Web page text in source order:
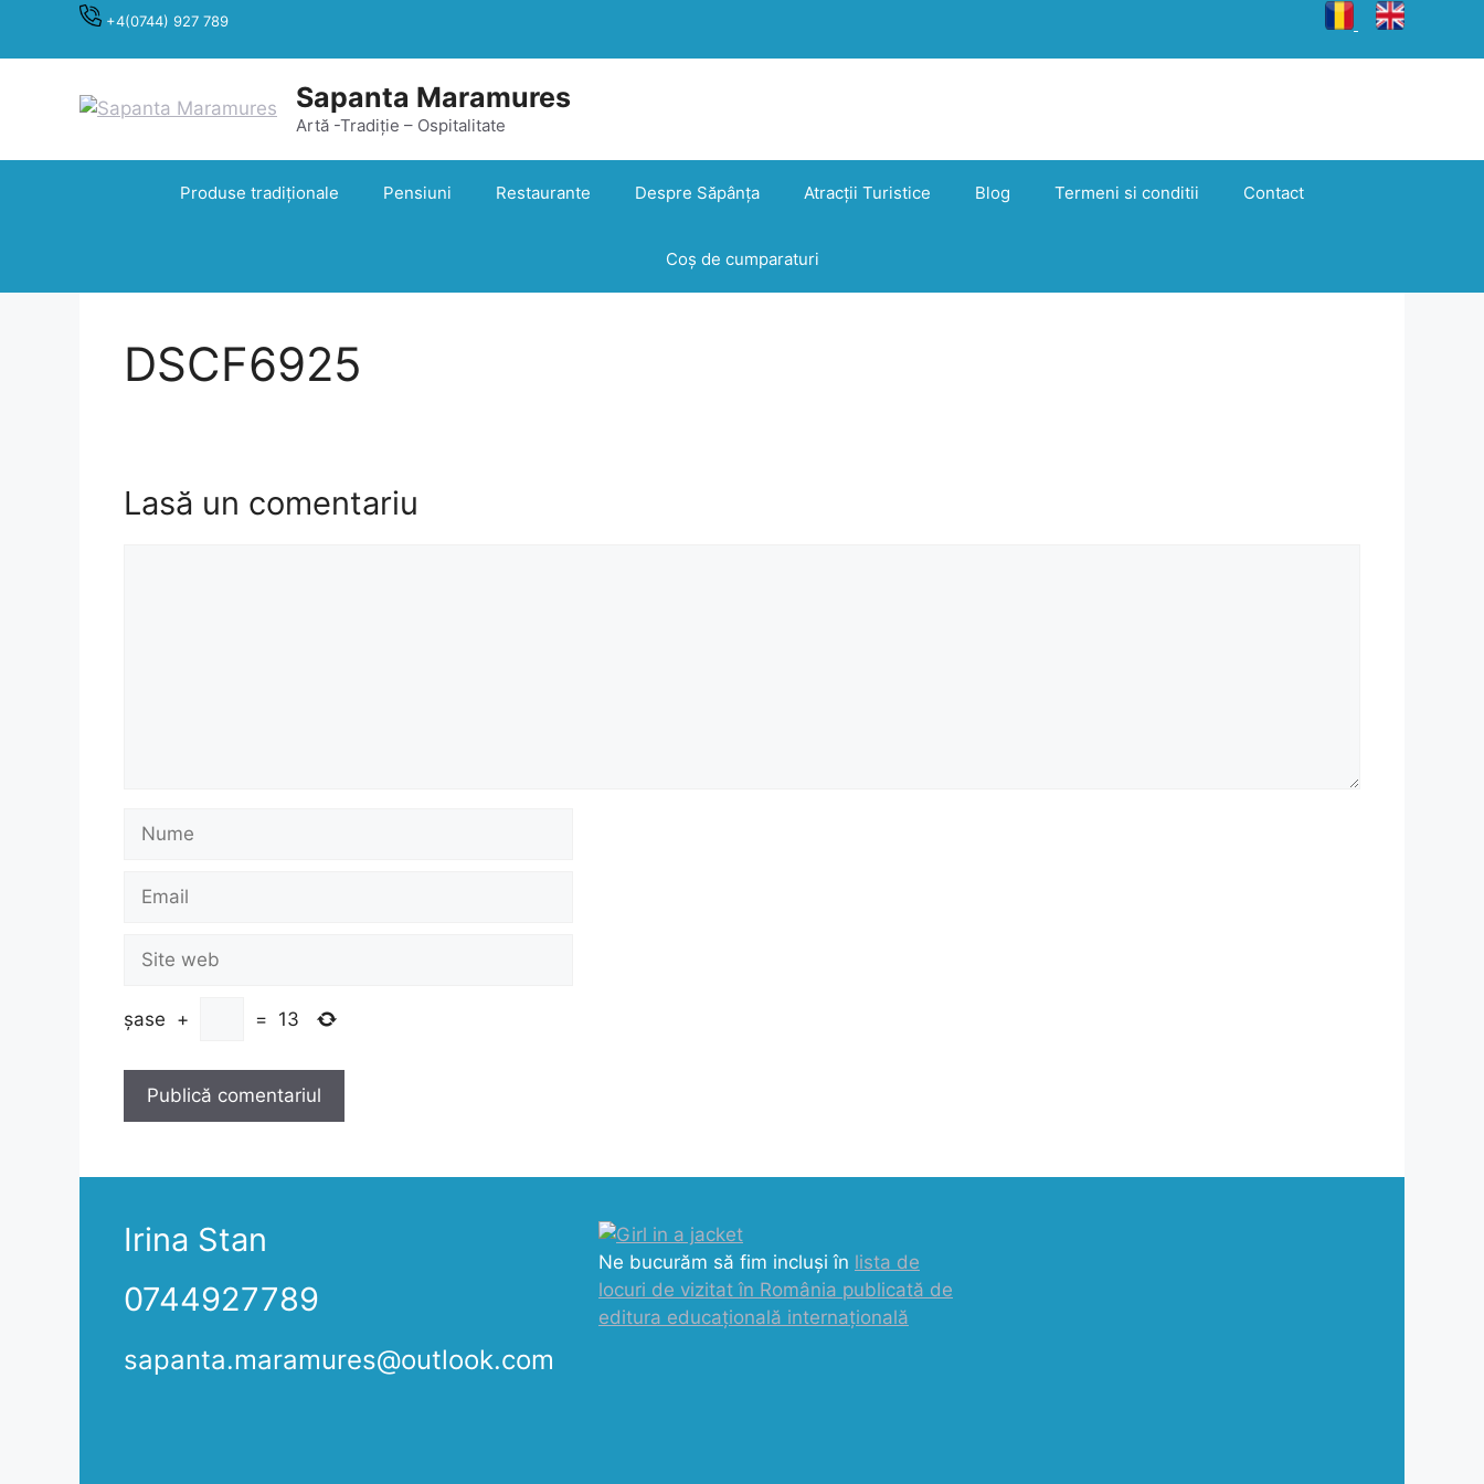
+4(0744) 927 789
Sapanta Maramures
Artă -Tradiție – Ospitalitate
Produse tradiționale Pensiuni Restaurante Despre Săpânța Atracții Turistice Blog Termeni si conditii Contact
Coș de cumparaturi
DSCF6925
Lasă un comentariu
Nume
Email
Site
web
șase + = 13
Irina Stan
0744927789
sapanta.maramures@outlook.com
Ne bucurăm să fim incluși în lista de
locuri de vizitat în România publicată de
editura educațională internațională